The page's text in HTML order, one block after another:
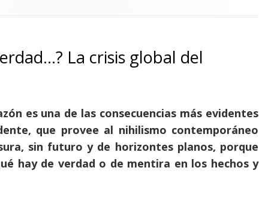
La crisis global del
es una de las consecuencias más evidentes
que provee al nihilismo contemporáneo
sin futuro y de horizontes planos, porque
hay de verdad o de mentira en los hechos y